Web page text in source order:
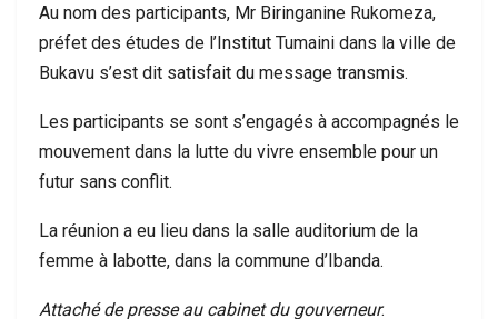
Au nom des participants, Mr Biringanine Rukomeza,
préfet des études de l’Institut Tumaini dans la ville de
Bukavu s’est dit satisfait du message transmis.
Les participants se sont s’engagés à accompagnés le
mouvement dans la lutte du vivre ensemble pour un
futur sans conflit.
La réunion a eu lieu dans la salle auditorium de la
femme à labotte, dans la commune d’Ibanda.
Attaché de presse au cabinet du gouverneur.